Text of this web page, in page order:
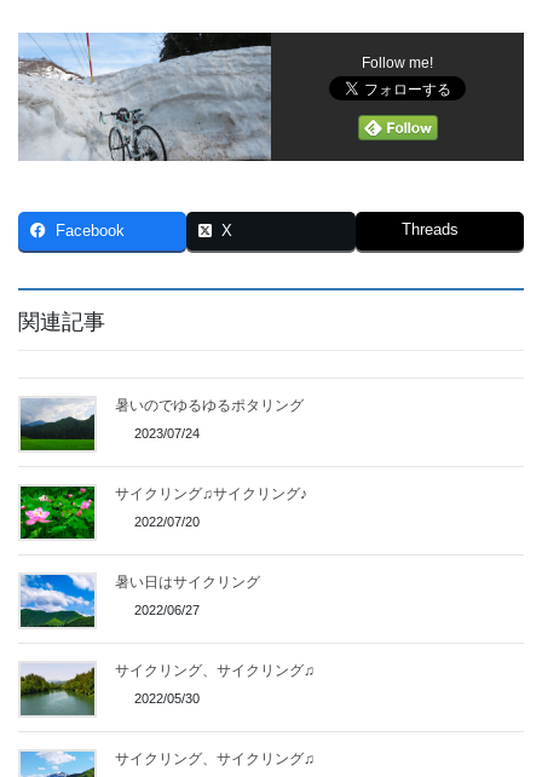
Follow me!
Facebook X Threads
関連記事
暑いのでゆるゆるポタリング
2023/07/24
サイクリング♫サイクリング♪
2022/07/20
暑い日はサイクリング
2022/06/27
サイクリング、サイクリング♫
2022/05/30
サイクリング、サイクリング♫